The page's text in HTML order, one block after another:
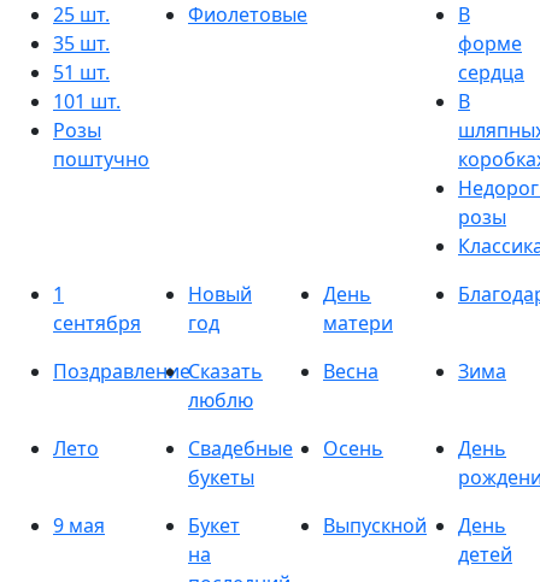
25 шт.
35 шт.
51 шт.
101 шт.
Розы
поштучно
Фиолетовые
В
форме
сердца
В
розы
1
сентября
Новый
год
День
матери
ПоздравлениеСказать
люблю
Весна Зима
Лето
Свадебные
букеты
Осень
День
9 мая
Букет
на
Выпускной
День
детей